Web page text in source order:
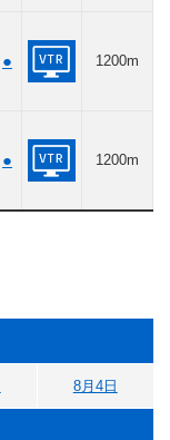
● 1200m
● 1200m
8月4日